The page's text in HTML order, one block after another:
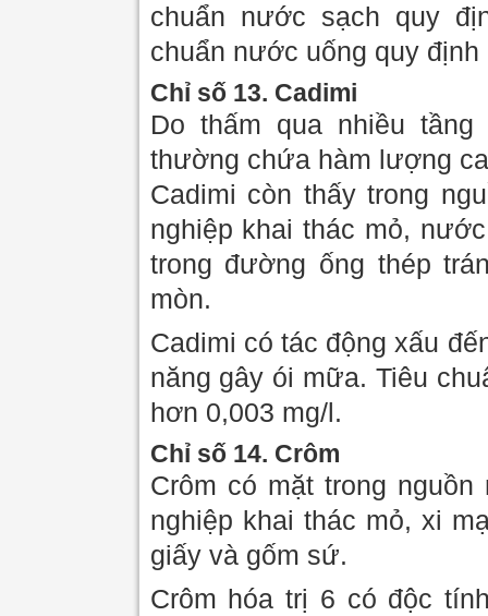
chuẩn nước sạch quy
chuẩn nước uống quy
Chỉ số 13. Cadimi
Do thấm qua nhiều
thường chứa hàm lượng
Cadimi còn thấy trong
nghiệp khai thác mỏ,
trong đường ống thép
mòn.
Cadimi có tác động xấu
năng gây ói mữa. Tiêu
hơn 0,003 mg/l.
Chỉ số 14. Crôm
Crôm có mặt trong
nghiệp khai thác mỏ, xi
giấy và gốm sứ.
Crôm hóa trị 6 có độc